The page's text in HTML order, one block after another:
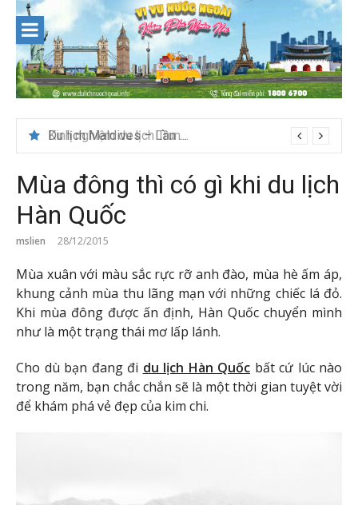
content
Du lịch Maldives – Lần đầu nên đi đâu, chơi gì?
Mùa đông thì có gì khi du lịch
Hàn Quốc
mslien 28/12/2015
Mùa xuân với màu sắc rực rỡ anh đào, mùa hè ấm áp,
khung cảnh mùa thu lãng mạn với những chiếc lá đỏ.
Khi mùa đông được ấn định, Hàn Quốc chuyển mình
như là một trạng thái mơ lấp lánh.
Cho dù bạn đang đi du lịch Hàn Quốc bất cứ lúc nào
trong năm, bạn chắc chắn sẽ là một thời gian tuyệt vời
để khám phá vẻ đẹp của kim chi.